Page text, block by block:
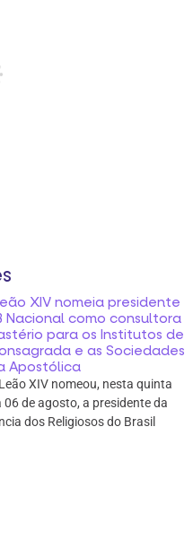
XIV nomeia presidente
Nacional como consultora
para os Institutos de
e as Sociedades
Apostólica
XIV nomeou, nesta quinta
06 de agosto, a presidente da
dos Religiosos do Brasil